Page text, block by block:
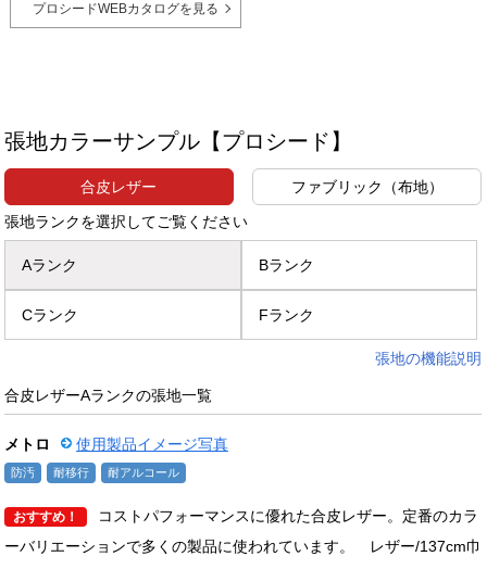
プロシードWEBカタログを見る